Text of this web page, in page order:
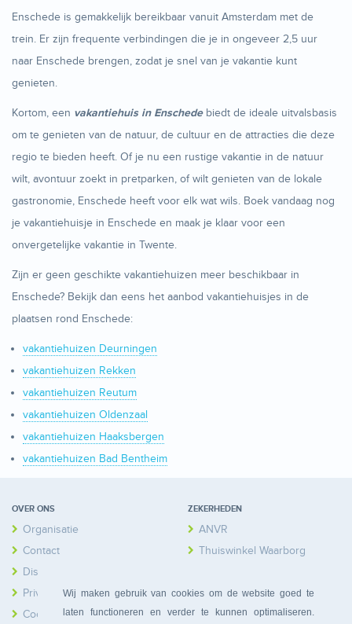
Wij maken gebruik van cookies om de website goed te
laten functioneren en verder te kunnen optimaliseren.
Enschede is gemakkelijk bereikbaar vanuit Amsterdam met de
trein. Er zijn frequente verbindingen die je in ongeveer 2,5 uur
naar Enschede brengen, zodat je snel van je vakantie kunt
genieten.
Kortom, een vakantiehuis in Enschedebiedt de ideale uitvalsbasis
om te genieten van de natuur, de cultuur en de attracties die deze
regio te bieden heeft. Of je nu een rustige vakantie in de natuur
wilt, avontuur zoekt in pretparken, of wilt genieten van de lokale
gastronomie, Enschede heeft voor elk wat wils. Boek vandaag nog
je vakantiehuisje in Enschede en maak je klaar voor een
onvergetelijke vakantie in Twente.
Zijn er geen geschikte vakantiehuizen meer beschikbaar in
Enschede? Bekijk dan eens het aanbod vakantiehuisjes in de
plaatsen rond Enschede:
vakantiehuizen Deurningen
vakantiehuizen Rekken
vakantiehuizen Reutum
vakantiehuizen Oldenzaal
vakantiehuizen Haaksbergen
vakantiehuizen Bad Bentheim
OVER ONS
Organisatie
Contact
Disclaimer
Privacy
Cookies
ZEKERHEDEN
ANVR
Thuiswinkel Waarborg